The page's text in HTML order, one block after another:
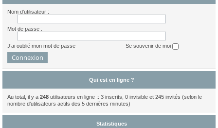
Nom d’utilisateur :
Mot de passe :
J’ai oublié mon mot de passe Se souvenir de moi
Qui est en ligne ?
Au total, il y a 248 utilisateurs en ligne :: 3 inscrits, 0 invisible et 245 invités (selon le
nombre d’utilisateurs actifs des 5 dernières minutes)
Statistiques